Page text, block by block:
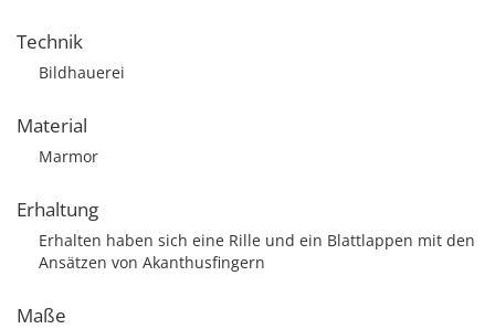
Technik
Bildhauerei
Material
Marmor
Erhaltung
Erhalten haben sich eine Rille und ein Blattlappen mit den
Ansätzen von Akanthusfingern
Maße